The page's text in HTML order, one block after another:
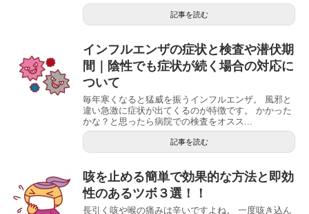
記事を読む
インフルエンザの症状と検査や潜伏期
間｜陰性でも症状が続く場合の対応に
ついて
毎年寒くなると猛威を振うインフルエンザ。 風邪と
違い急激に症状が出てくるのが特徴です。 かかった
かな？と思ったら病院での検査をオスス...
記事を読む
咳を止める簡単で効果的な方法と即効
性のあるツボ３選！！
長引く咳や喉の痛みは辛いですよね。 一度咳き込ん